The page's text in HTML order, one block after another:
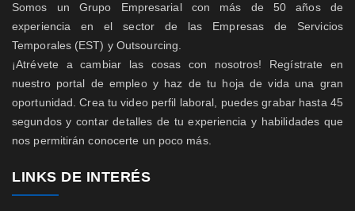
Somos un Grupo Empresarial con más de 50 años de
experiencia en el sector de las Empresas de Servicios
Temporales (EST) y Outsourcing.
¡Atrévete a cambiar las cosas con nosotros! Regístrate en
nuestro portal de empleo y haz de tu hoja de vida una gran
oportunidad. Crea tu video perfil laboral, puedes grabar hasta 45
segundos y contar detalles de tu experiencia y habilidades que
nos permitirán conocerte un poco más.
LINKS DE INTERÉS